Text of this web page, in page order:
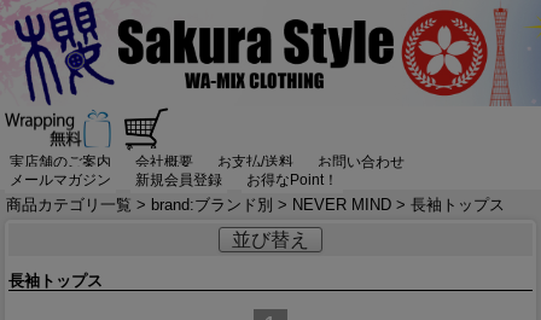
実店舗のご案内 会社概要 お支払/送料
お問い合わせ
メールマガジン
新規会員登録 お得なPoint！
商品カテゴリ一覧 > brand:ブランド別 > NEVER MIND > 長袖トップス
並び替え
長袖トップス